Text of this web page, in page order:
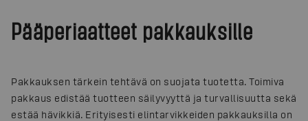
Pääperiaatteet pakkauksille
Pakkauksen tärkein tehtävä on suojata tuotetta. Toimiva
pakkaus edistää tuotteen säilyvyyttä ja turvallisuutta sekä
estää hävikkiä. Erityisesti elintarvikkeiden pakkauksilla on